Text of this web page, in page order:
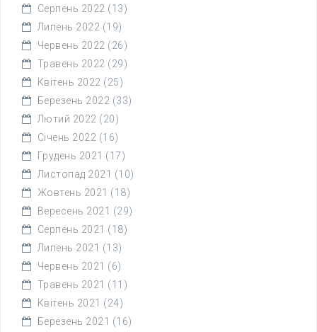
Серпень 2022 (13)
Липень 2022 (19)
Червень 2022 (26)
Травень 2022 (29)
Квітень 2022 (25)
Березень 2022 (33)
Лютий 2022 (20)
Січень 2022 (16)
Грудень 2021 (17)
Листопад 2021 (10)
Жовтень 2021 (18)
Вересень 2021 (29)
Серпень 2021 (18)
Липень 2021 (13)
Червень 2021 (6)
Травень 2021 (11)
Квітень 2021 (24)
Березень 2021 (16)